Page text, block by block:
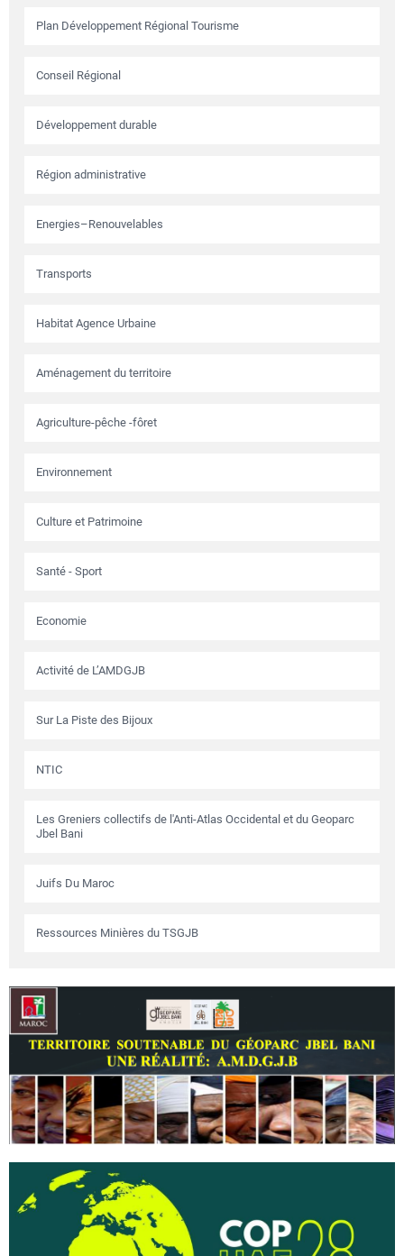
Plan Développement Régional Tourisme
Conseil Régional
Développement durable
Région administrative
Energies–Renouvelables
Transports
Habitat Agence Urbaine
Aménagement du territoire
Agriculture-pêche -fôret
Environnement
Culture et Patrimoine
Santé - Sport
Economie
Activité de L’AMDGJB
Sur La Piste des Bijoux
NTIC
Les Greniers collectifs de l'Anti-Atlas Occidental et du Geoparc
Jbel Bani
Juifs Du Maroc
Ressources Minières du TSGJB